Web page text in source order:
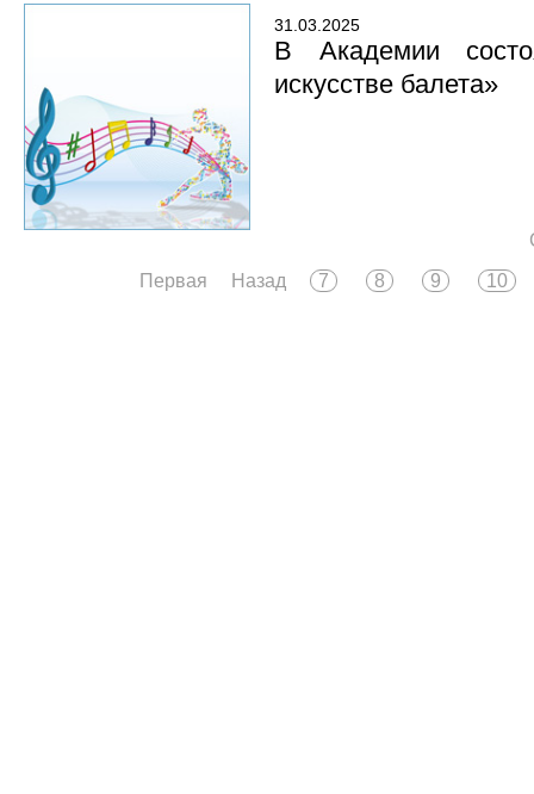
31.03.2025
В Академии
искусстве балета»
Первая
Назад 7 8 9 10